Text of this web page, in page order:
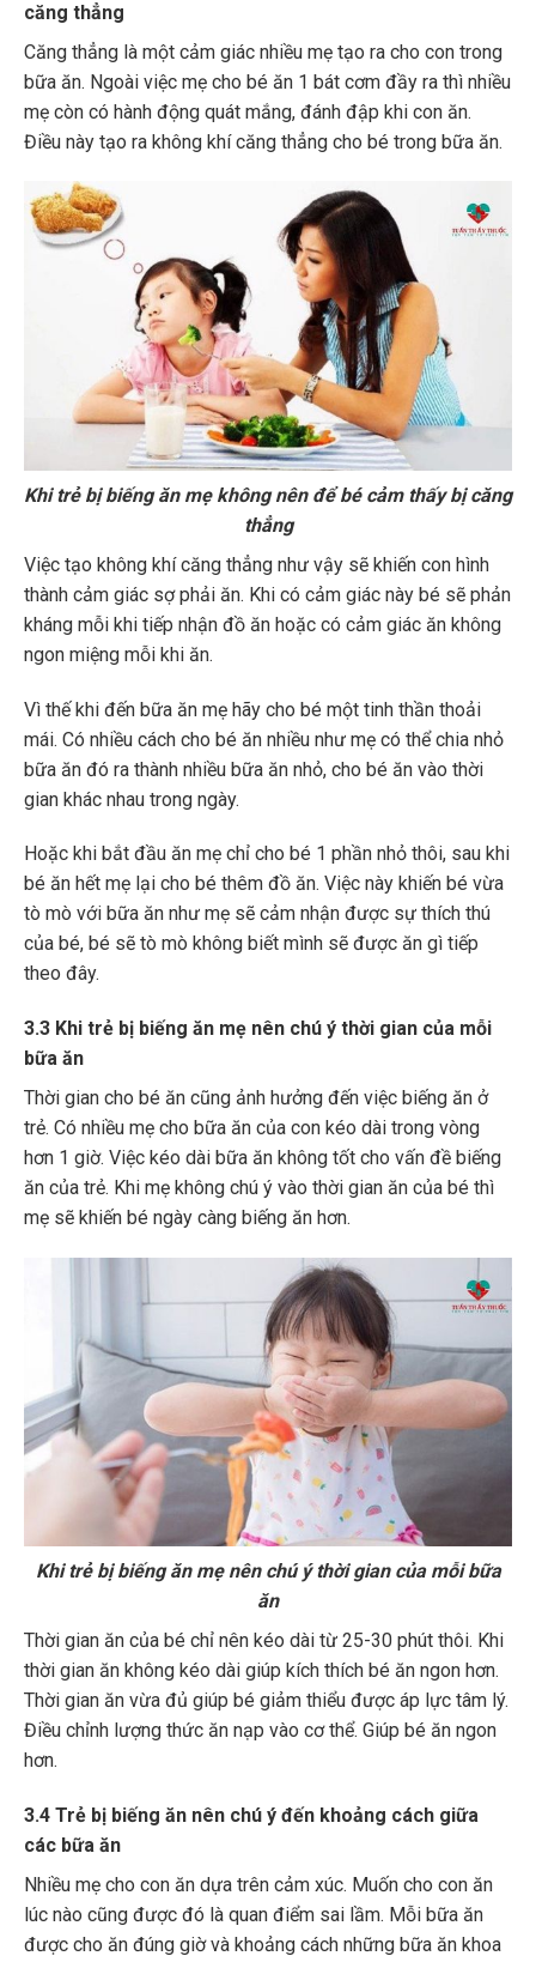
căng thẳng
Căng thẳng là một cảm giác nhiều mẹ tạo ra cho con trong
bữa ăn. Ngoài việc mẹ cho bé ăn 1 bát cơm đầy ra thì nhiều
mẹ còn có hành động quát mắng, đánh đập khi con ăn.
Điều này tạo ra không khí căng thẳng cho bé trong bữa ăn.
Khi trẻ bị biếng ăn mẹ không nên để bé cảm thấy bị căng
thẳng
Việc tạo không khí căng thẳng như vậy sẽ khiến con hình
thành cảm giác sợ phải ăn. Khi có cảm giác này bé sẽ phản
kháng mỗi khi tiếp nhận đồ ăn hoặc có cảm giác ăn không
ngon miệng mỗi khi ăn.
Vì thế khi đến bữa ăn mẹ hãy cho bé một tinh thần thoải
mái. Có nhiều cách cho bé ăn nhiều như mẹ có thể chia nhỏ
bữa ăn đó ra thành nhiều bữa ăn nhỏ, cho bé ăn vào thời
gian khác nhau trong ngày.
Hoặc khi bắt đầu ăn mẹ chỉ cho bé 1 phần nhỏ thôi, sau khi
bé ăn hết mẹ lại cho bé thêm đồ ăn. Việc này khiến bé vừa
tò mò với bữa ăn như mẹ sẽ cảm nhận được sự thích thú
của bé, bé sẽ tò mò không biết mình sẽ được ăn gì tiếp
theo đây.
3.3 Khi trẻ bị biếng ăn mẹ nên chú ý thời gian của mỗi
bữa ăn
Thời gian cho bé ăn cũng ảnh hưởng đến việc biếng ăn ở
trẻ. Có nhiều mẹ cho bữa ăn của con kéo dài trong vòng
hơn 1 giờ. Việc kéo dài bữa ăn không tốt cho vấn đề biếng
ăn của trẻ. Khi mẹ không chú ý vào thời gian ăn của bé thì
mẹ sẽ khiến bé ngày càng biếng ăn hơn.
Khi trẻ bị biếng ăn mẹ nên chú ý thời gian của mỗi bữa
ăn
Thời gian ăn của bé chỉ nên kéo dài từ 25-30 phút thôi. Khi
thời gian ăn không kéo dài giúp kích thích bé ăn ngon hơn.
Thời gian ăn vừa đủ giúp bé giảm thiểu được áp lực tâm lý.
Điều chỉnh lượng thức ăn nạp vào cơ thể. Giúp bé ăn ngon
hơn.
3.4 Trẻ bị biếng ăn nên chú ý đến khoảng cách giữa
các bữa ăn
Nhiều mẹ cho con ăn dựa trên cảm xúc. Muốn cho con ăn
lúc nào cũng được đó là quan điểm sai lầm. Mỗi bữa ăn
được cho ăn đúng giờ và khoảng cách những bữa ăn khoa